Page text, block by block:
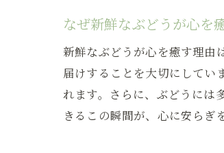
なぜ新鮮なぶどうが心を
新鮮なぶどうが心を癒す理由
届けすることを大切にしてい
れます。さらに、ぶどうには
きるこの瞬間が、心に安らぎ